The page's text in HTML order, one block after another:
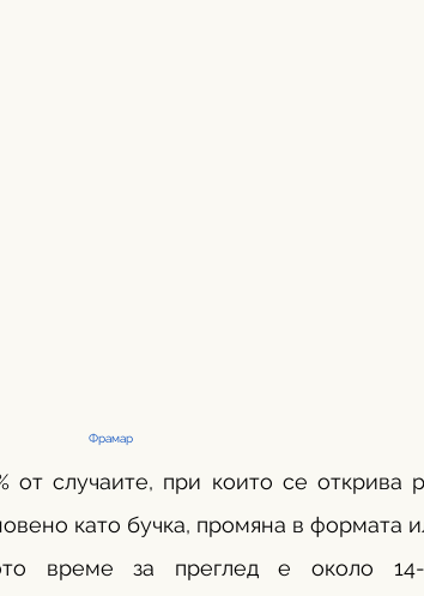
Фрамар
от случаите, при които се открива
като бучка, промяна в формата
време за преглед е около